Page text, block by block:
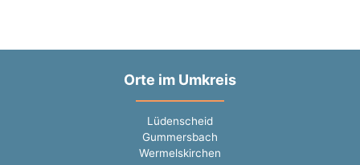
Orte im Umkreis
Lüdenscheid
Gummersbach
Wermelskirchen